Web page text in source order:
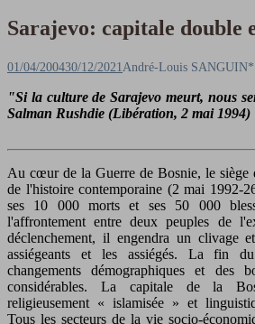
Sarajevo: capitale double
Posted
01/04/200430/12/2021 Author
André-Louis SANGUIN*
"Si la culture de Sarajevo meurt, nous
Salman Rushdie (Libération, 2 mai 1994)
Au cœur de la Guerre de Bosnie, le siège
de l'histoire contemporaine (2 mai 1992-
ses 10 000 morts et ses 50 000
l'affrontement entre deux peuples de
déclenchement, il engendra un clivage
assiégeants et les assiégés. La fin
changements démographiques et des
considérables. La capitale de la
religieusement « islamisée » et
Tous les secteurs de la vie socio-